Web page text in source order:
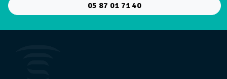
05 87 01 71 40